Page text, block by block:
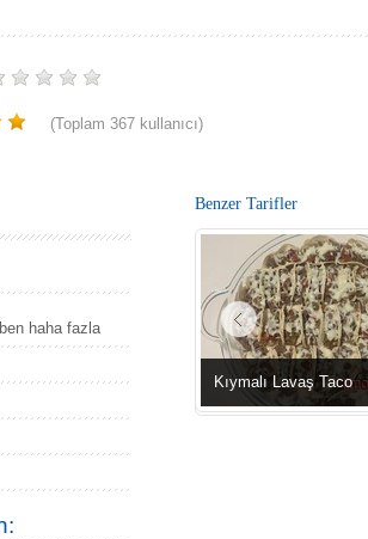
(Toplam 367 kullanıcı)
haha fazla
Benzer Tarifler
Kıymalı Lavaş Taco